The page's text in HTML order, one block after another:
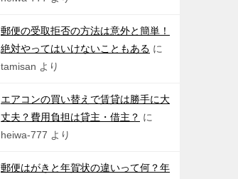
郵便の受取拒否の方法は意外と簡単！
絶対やってはいけないこともある に
tamisan より
エアコンの買い替えで賃貸は勝手に大
丈夫？費用負担は貸主・借主？ に
heiwa-777 より
郵便はがきと年賀状の違いって何？年